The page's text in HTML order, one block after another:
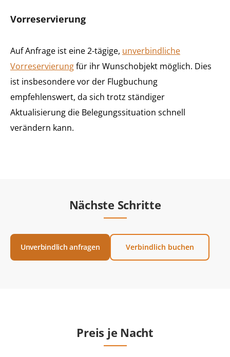
Vorreservierung
Auf Anfrage ist eine 2-tägige, unverbindliche
Vorreservierungfür ihr Wunschobjekt möglich. Dies
ist insbesondere vor der Flugbuchung
empfehlenswert, da sich trotz ständiger
Aktualisierung die Belegungssituation schnell
verändern kann.
Nächste Schritte
Unverbindlich anfragen Verbindlich buchen
Preis je Nacht